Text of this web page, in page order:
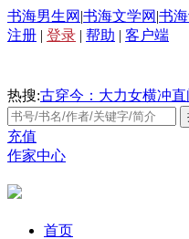
书海男生网 |书海文学网 |书
注册 | 登录 | 帮助 | 客户端
热搜:古穿今：大力女横冲直
充值
作家中心
首页